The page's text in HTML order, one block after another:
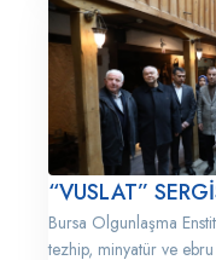
“VUSLAT”
Bursa Olgunlaşma
tezhip, minyatür ve ebru